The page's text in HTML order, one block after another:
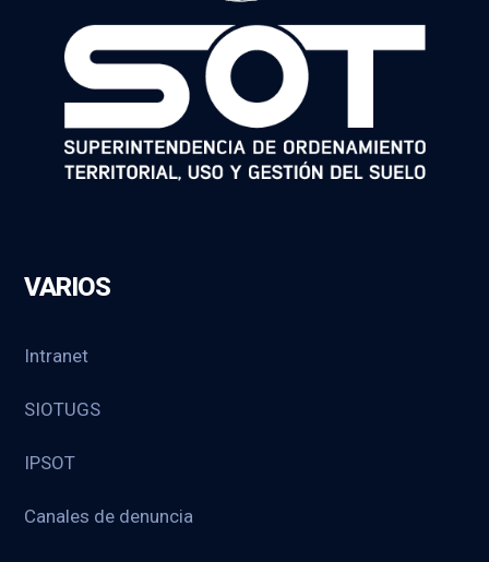
VARIOS
Intranet
SIOTUGS
IPSOT
Canales de denuncia